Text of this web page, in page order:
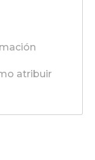
atribuir